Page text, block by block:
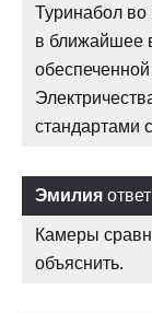
Туринабол во
в ближайшее
стандартами
Эмилия
Камеры
объяснить.